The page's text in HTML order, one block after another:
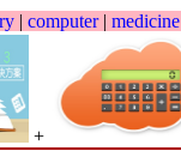
| computer| medicine
+